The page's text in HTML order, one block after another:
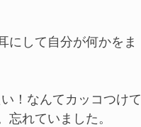
にして自分が何かをま
！なんてカッコつけて
れていました。